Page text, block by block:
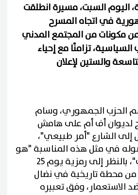
السبت، مسيرة انطلقت
في اتجاه المسرح
مكونات من المجتمع المدني
تزامنًا مع إحياء
والستين لإعلان
الحزب الجمهوري، وسام
لديوان أف أم على هامش
إلى الشارع "أمر طبيعي"،
في مثل هذه المناسبة "هو
الأمر غير الطبيعي"، بالنظر إلى رمزية يوم 25
من محطة تاريخية في نضال
الاستعمار، وفق تعبيره